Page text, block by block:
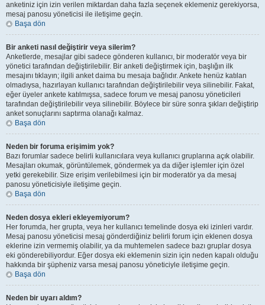
anketiniz için izin verilen miktardan daha fazla seçenek eklemeniz gerekiyorsa,
mesaj panosu yöneticisi ile iletişime geçin.
Başa dön
Bir anketi nasıl değiştirir veya silerim?
Anketlerde, mesajlar gibi sadece gönderen kullanıcı, bir moderatör veya bir
yönetici tarafından değiştirilebilir. Bir anketi değiştirmek için, başlığın ilk
mesajını tıklayın; ilgili anket daima bu mesaja bağlıdır. Ankete henüz katılan
olmadıysa, hazırlayan kullanıcı tarafından değiştirilebilir veya silinebilir. Fakat,
eğer üyeler ankete katılmışsa, sadece forum ve mesaj panosu yöneticileri
tarafından değiştirilebilir veya silinebilir. Böylece bir süre sonra şıkları değiştirip
anket sonuçlarını saptırma olanağı kalmaz.
Başa dön
Neden bir foruma erişimim yok?
Bazı forumlar sadece belirli kullanıcılara veya kullanıcı gruplarına açık olabilir.
Mesajları okumak, görüntülemek, göndermek ya da diğer işlemler için özel
yetki gerekebilir. Size erişim verilebilmesi için bir moderatör ya da mesaj
panosu yöneticisiyle iletişime geçin.
Başa dön
Neden dosya ekleri ekleyemiyorum?
Her forumda, her grupta, veya her kullanıcı temelinde dosya eki izinleri vardır.
Mesaj panosu yöneticisi mesaj gönderdiğiniz belirli forum için eklenen dosya
eklerine izin vermemiş olabilir, ya da muhtemelen sadece bazı gruplar dosya
eki gönderebiliyordur. Eğer dosya eki eklemenin sizin için neden kapalı olduğu
hakkında bir şüpheniz varsa mesaj panosu yöneticiyle iletişime geçin.
Başa dön
Neden bir uyarı aldım?